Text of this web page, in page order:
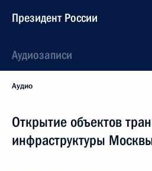
Президент России
Аудиозаписи
Аудио
Открытие объектов
инфраструктуры